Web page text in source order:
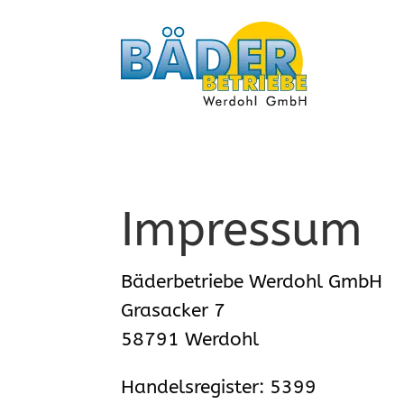
Impressum
Bäderbetriebe Werdohl GmbH
Grasacker 7
58791 Werdohl
Handelsregister: 5399